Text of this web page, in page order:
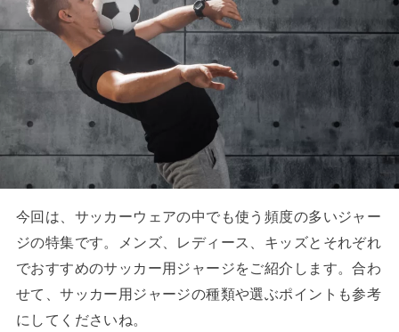
今回は、サッカーウェアの中でも使う頻度の多いジャー
ジの特集です。メンズ、レディース、キッズとそれぞれ
でおすすめのサッカー用ジャージをご紹介します。合わ
せて、サッカー用ジャージの種類や選ぶポイントも参考
にしてくださいね。